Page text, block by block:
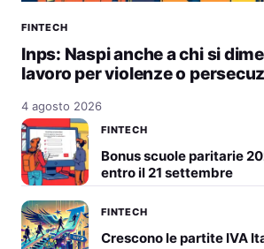
FINTECH
Inps: Naspi anche a chi si
lavoro per violenze o
4 agosto 2026
FINTECH
Bonus scuole paritarie
entro il 21 settembre
FINTECH
Crescono le partite IVA